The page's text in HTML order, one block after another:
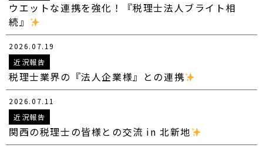
ウエットな連携を強化！『税理士法人ブライト相
続』
2026.07.19
近況報告
税理士業界の『法人企業様』との連携
2026.07.11
近況報告
関西の税理士の皆様との交流 in 北新地